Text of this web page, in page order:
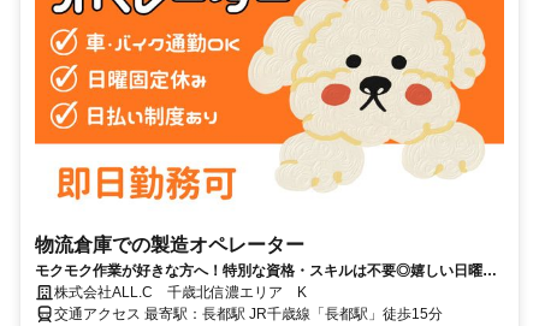
物流倉庫での製造オペレーター
モクモク作業が好きな方へ！特別な資格・スキルは不要◎嬉しい日曜固
定休み♪
株式会社ALL.C 千歳北信濃エリア K
交通アクセス 最寄駅：長都駅 JR千歳線「長都駅」徒歩15分